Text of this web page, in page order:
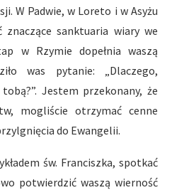
W Padwie, w Loreto i w Asyżu
znaczące sanktuaria wiary we
w Rzymie dopełnia waszą
was pytanie: „Dlaczego,
Jestem przekonany, że
mogliście otrzymać cenne
do Ewangelii.
św. Franciszka, spotkać
potwierdzić waszą wierność